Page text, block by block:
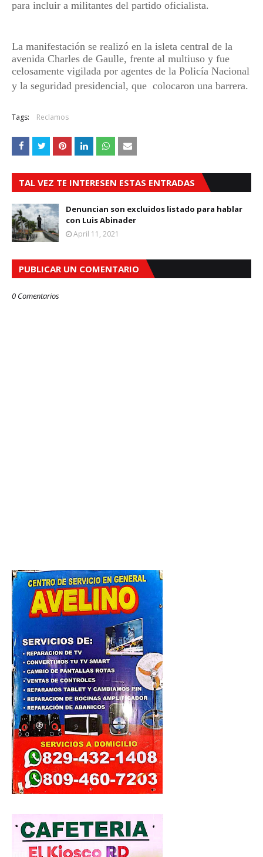
para incluir a militantes del partido oficialista.
La manifestación se realizó en la isleta central de la
avenida Charles de Gaulle, frente al multiuso y fue
celosamente vigilada por agentes de la Policía Nacional
y la seguridad presidencial, que colocaron una barrera.
Tags: Reclamos
TAL VEZ TE INTERESEN ESTAS ENTRADAS
Denuncian son excluidos listado para hablar
con Luis Abinader
April 11, 2021
PUBLICAR UN COMENTARIO
0 Comentarios